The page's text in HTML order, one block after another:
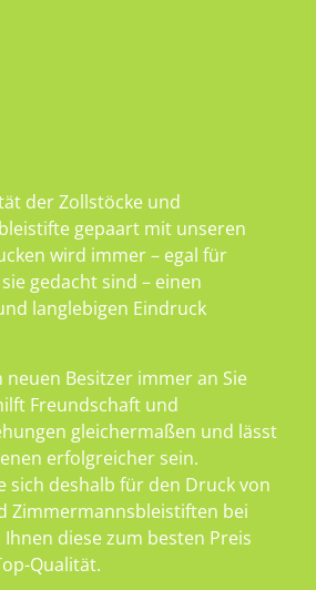
der Zollstöcke und
gepaart mit unseren
wird immer – egal für
gedacht sind – einen
langlebigen Eindruck
neuen Besitzer immer an Sie
Freundschaft und
gleichermaßen und lässt
erfolgreicher sein.
sich deshalb für den Druck von
Zimmermannsbleistiften bei
diese zum besten Preis
Qualität.